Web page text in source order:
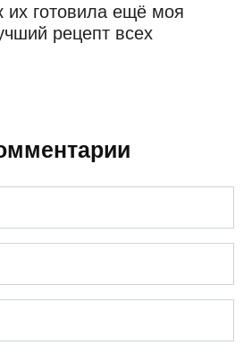
их готовила ещё моя
рецепт всех